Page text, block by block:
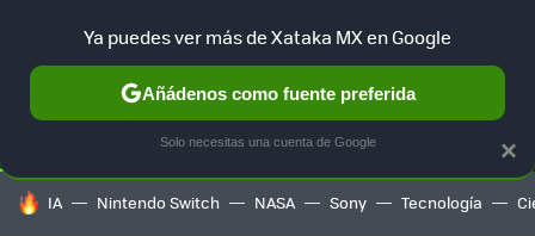
SELECCIÓN GAMING HOME AUTO TERRITORIO
HOY SE HABLA DE
IA Nintendo Switch NASA Sony Tecnología
×
Ya puedes ver más de Xataka MX en Google
Añádenos como fuente preferida
Solo necesitas una cuenta de Google